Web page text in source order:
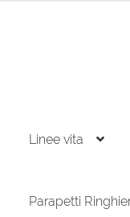
Linee vita
Parapetti